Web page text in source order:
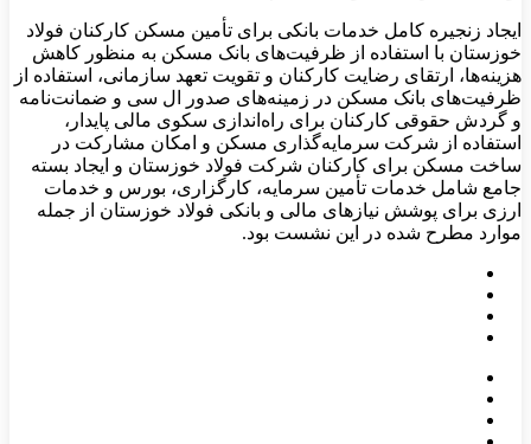
ایجاد زنجیره کامل خدمات بانکی برای تأمین مسکن کارکنان فولاد
خوزستان با استفاده از ظرفیت‌های بانک مسکن به منظور کاهش
هزینه‌ها، ارتقای رضایت کارکنان و تقویت تعهد سازمانی، استفاده از
ظرفیت‌های بانک مسکن در زمینه‌های صدور ال سی و ضمانت‌نامه
و گردش حقوقی کارکنان برای راه‌اندازی سکوی مالی پایدار،
استفاده از شرکت‌ سرمایه‌گذاری مسکن و امکان مشارکت در
ساخت مسکن برای کارکنان شرکت فولاد خوزستان و ایجاد بسته
جامع شامل خدمات تأمین سرمایه، کارگزاری، بورس و خدمات
ارزی برای پوشش نیازهای مالی و بانکی فولاد خوزستان از جمله
موارد مطرح شده در این نشست بود.